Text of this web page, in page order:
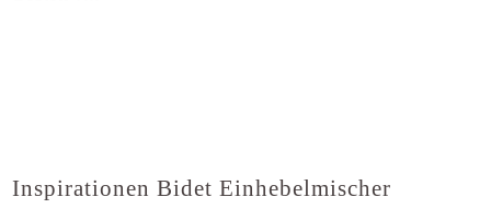
Inspirationen Bidet Einhebelmischer